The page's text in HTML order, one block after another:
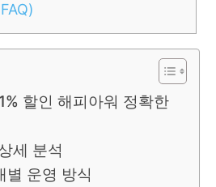
할인 해피아워 정확한
세 분석
별 운영 방식